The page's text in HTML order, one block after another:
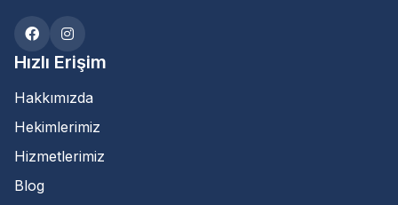
Hızlı Erişim
Hakkımızda
Hekimlerimiz
Hizmetlerimiz
Blog